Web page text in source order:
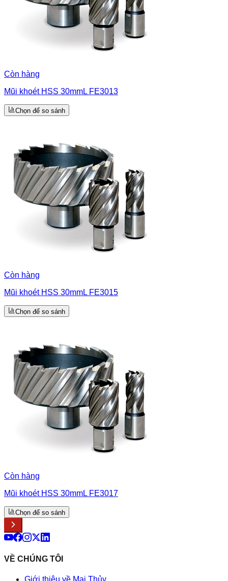
Còn hàng
Mũi khoét HSS 30mmL FE3013
Chọn để so sánh
Còn hàng
Mũi khoét HSS 30mmL FE3015
Chọn để so sánh
Còn hàng
Mũi khoét HSS 30mmL FE3017
Chọn để so sánh
VỀ CHÚNG TÔI
Giới thiệu về Mai Thủy